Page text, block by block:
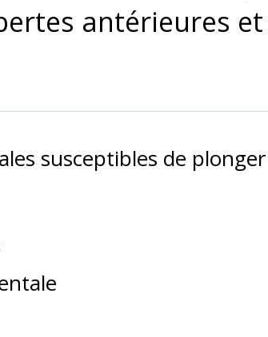
antérieures
susceptibles de